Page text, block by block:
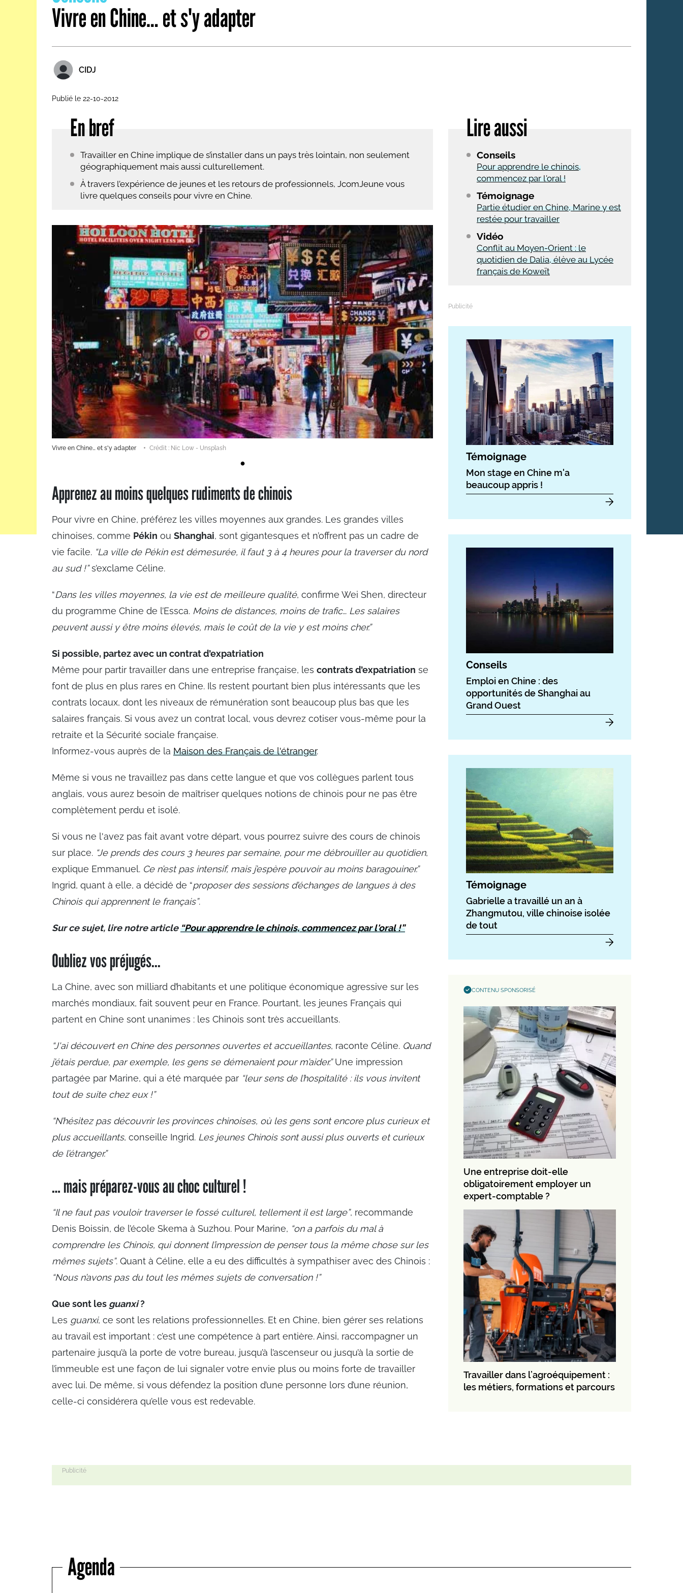
Les métiers par ordre alphabétique
Avec nos focus métiers
Vivre en Chine… et s'y adapter
CIDJ
Publié le 22-10-2012
En bref
Travailler en Chine implique de s’installer dans un pays très lointain, non seulement
géographiquement mais aussi culturellement.
À travers l’expérience de jeunes et les retours de professionnels, JcomJeune vous
livre quelques conseils pour vivre en Chine.
Vivre en Chine… et s'y adapter Crédit : Nic Low - Unsplash
Apprenez au moins quelques rudiments de chinois
Pour vivre en Chine, préférez les villes moyennes aux grandes. Les grandes villes
chinoises, comme Pékin ou Shanghai, sont gigantesques et n’offrent pas un cadre de
vie facile. “La ville de Pékin est démesurée, il faut 3 à 4 heures pour la traverser du nord
au sud !”s’exclame Céline.
“Dans les villes moyennes, la vie est de meilleure qualité, confirme Wei Shen, directeur
du programme Chine de l’Essca. Moins de distances, moins de trafic… Les salaires
peuvent aussi y être moins élevés, mais le coût de la vie y est moins cher.”
Si possible, partez avec un contrat d’expatriation
Même pour partir travailler dans une entreprise française, les contrats d’expatriation se
font de plus en plus rares en Chine. Ils restent pourtant bien plus intéressants que les
contrats locaux, dont les niveaux de rémunération sont beaucoup plus bas que les
salaires français. Si vous avez un contrat local, vous devrez cotiser vous-même pour la
retraite et la Sécurité sociale française.
Informez-vous auprès de la Maison des Français de l'étranger.
Même si vous ne travaillez pas dans cette langue et que vos collègues parlent tous
anglais, vous aurez besoin de maîtriser quelques notions de chinois pour ne pas être
complètement perdu et isolé.
Si vous ne l'avez pas fait avant votre départ, vous pourrez suivre des cours de chinois
sur place. “Je prends des cours 3 heures par semaine, pour me débrouiller au quotidien,
explique Emmanuel. Ce n’est pas intensif, mais j’espère pouvoir au moins baragouiner.”
Ingrid, quant à elle, a décidé de “proposer des sessions d’échanges de langues à des
Chinois qui apprennent le français”.
Sur ce sujet, lire notre article“Pour apprendre le chinois, commencez par l'oral !”
Oubliez vos préjugés...
La Chine, avec son milliard d’habitants et une politique économique agressive sur les
marchés mondiaux, fait souvent peur en France. Pourtant, les jeunes Français qui
partent en Chine sont unanimes : les Chinois sont très accueillants.
“J'ai découvert en Chine des personnes ouvertes et accueillantes, raconte Céline. Quand
j’étais perdue, par exemple, les gens se démenaient pour m’aider.”Une impression
partagée par Marine, qui a été marquée par “leur sens de l’hospitalité : ils vous invitent
tout de suite chez eux !”
“N’hésitez pas découvrir les provinces chinoises, où les gens sont encore plus curieux et
plus accueillants, conseille Ingrid. Les jeunes Chinois sont aussi plus ouverts et curieux
de l’étranger.”
… mais préparez-vous au choc culturel !
“Il ne faut pas vouloir traverser le fossé culturel, tellement il est large”, recommande
Denis Boissin, de l’école Skema à Suzhou. Pour Marine, “on a parfois du mal à
comprendre les Chinois, qui donnent l’impression de penser tous la même chose sur les
mêmes sujets”. Quant à Céline, elle a eu des difficultés à sympathiser avec des Chinois :
“Nous n’avons pas du tout les mêmes sujets de conversation !”
Que sont les guanxi?
Les guanxi, ce sont les relations professionnelles. Et en Chine, bien gérer ses relations
au travail est important : c’est une compétence à part entière. Ainsi, raccompagner un
partenaire jusqu’à la porte de votre bureau, jusqu’à l’ascenseur ou jusqu’à la sortie de
l’immeuble est une façon de lui signaler votre envie plus ou moins forte de travailler
avec lui. De même, si vous défendez la position d’une personne lors d’une réunion,
celle-ci considérera qu’elle vous est redevable.
Lire aussi
Conseils
Pour apprendre le chinois,
commencez par l'oral !
Témoignage
Partie étudier en Chine, Marine y est
restée pour travailler
Vidéo
Conflit au Moyen-Orient : le
quotidien de Dalia, élève au Lycée
français de Koweït
Témoignage
Mon stage en Chine m'a
beaucoup appris !
Conseils
Emploi en Chine : des
opportunités de Shanghai au
Grand Ouest
Témoignage
Gabrielle a travaillé un an à
Zhangmutou, ville chinoise isolée
de tout
CONTENU SPONSORISÉ
Une entreprise doit-elle
obligatoirement employer un
expert-comptable ?
Travailler dans l’agroéquipement :
les métiers, formations et parcours
Agenda